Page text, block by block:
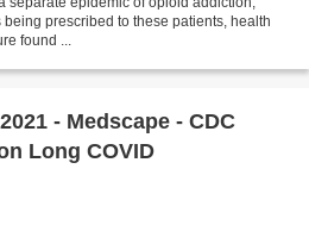
prescribed to these patients, health
found ...
- Medscape - CDC
Long COVID